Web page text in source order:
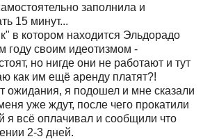
заполнила и
15 минут...
в котором находится Эльдорадо
году своим идеотизмом -
но нигде они не работают и тут
как им ещё аренду платят?!
ожидания, я подошел и мне сказали
уже ждут, после чего прокатили
я всё оплачивал и сообщили что
2-3 дней.